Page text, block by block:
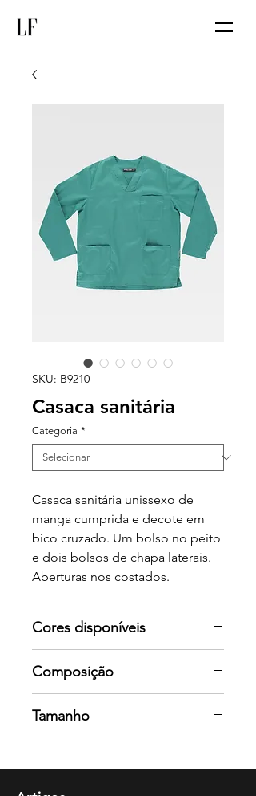
SKU: B9210
Casaca sanitária
Categoria *
Casaca sanitária unissexo de
manga cumprida e decote em
bico cruzado. Um bolso no peito
e dois bolsos de chapa laterais.
Aberturas nos costados.
Cores disponíveis
cores
Composição
160grm
Tamanho